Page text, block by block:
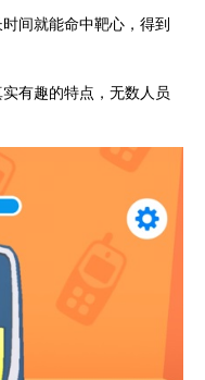
间就能命中靶心，得到
有趣的特点，无数人员